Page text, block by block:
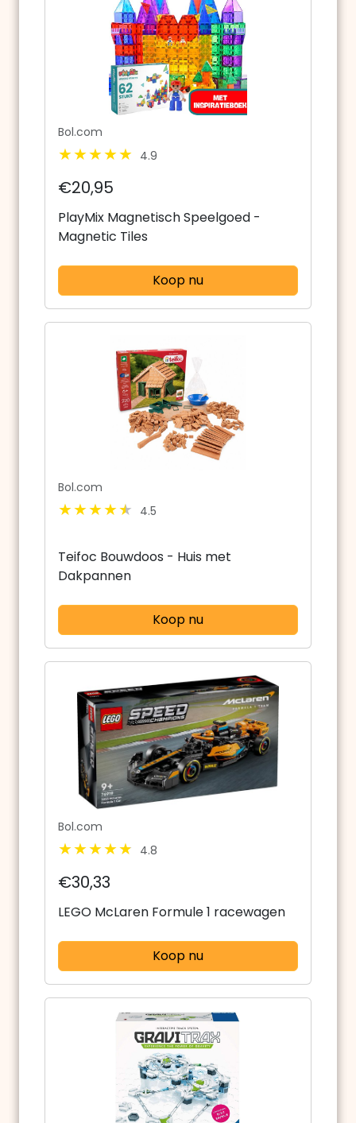
Bol.com
4.9
€20,95
PlayMix Magnetisch Speelgoed -
Magnetic Tiles
Koop nu
Bol.com
4.5
Teifoc Bouwdoos - Huis met
Dakpannen
Koop nu
Bol.com
4.8
€30,33
LEGO McLaren Formule 1 racewagen
Koop nu